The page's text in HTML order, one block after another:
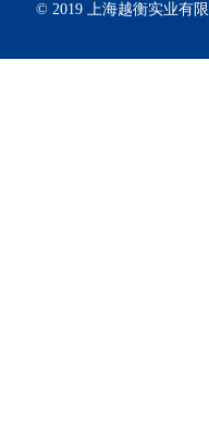
© 2019 上海越衡实业有